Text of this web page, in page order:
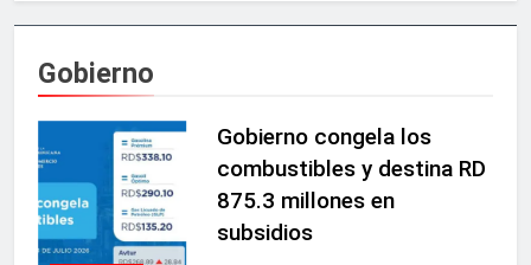
Embajada dominicana en
Francia y Banreservas
Viejo, fortaleciendo el
desarrollo agrícola de la
provincia
3 Días Ago
”Hablemos PRM” presentó
propuestas para fortalecer
el futuro de la organización
política
3 Días Ago
RD gana bronce en
Gobierno
Gobierno congela los
combustibles y destina RD
875.3 millones en
subsidios